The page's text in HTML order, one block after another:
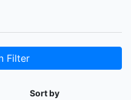
Filter
Sort by